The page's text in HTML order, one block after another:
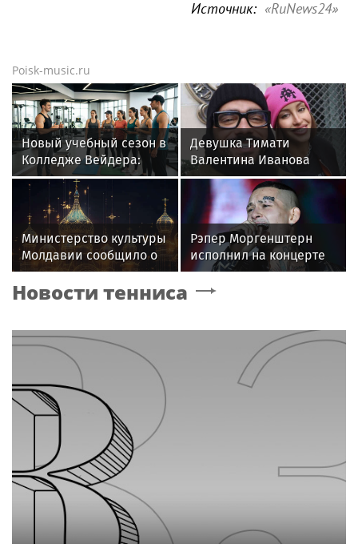
Источник: «RuNews24»
Poisk-music.ru
Новый учебный сезон в
Колледже Вейдера:
стартовали очные
программы подготовки
фитнес-тренеров и
специалистов
индустрии здоровья
Девушка Тимати
Валентина Иванова
снялась с годовалой
дочерью в парной
фотосессии
Министерство культуры
Молдавии сообщило о
смерти Бориса
Конунова
Рэпер Моргенштерн
исполнил на концерте
песню Мии Бойки
"Базовый минимум"
Новости тенниса